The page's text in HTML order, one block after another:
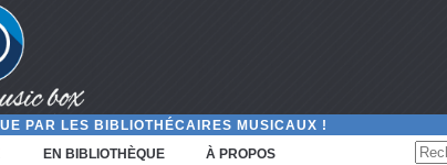
PAR LES BIBLIOTHÉCAIRES MUSICAUX !
EN BIBLIOTHÈQUE À PROPOS